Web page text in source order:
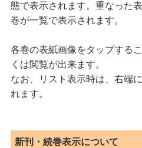
態で表示されます。重なった
巻が一覧で表示されます。
各巻の表紙画像をタップする
くは閲覧が出来ます。
なお、リスト表示時は、右端
れます。
新刊・続巻表示について